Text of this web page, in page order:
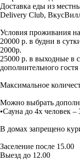
Доставка еды из
Delivery Club,
Условия проживания
20000 р. в будни в
2000р.
25000 р. в выходные в
дополнительного
Максимальное
Можно выбрать
•Сауна до 4х человек –
В домах запрещено
Заселение после 15.00
Выезд до 12.00